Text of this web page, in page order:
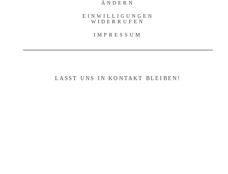
ÄNDERN
EINWILLIGUNGEN
WIDERRUFEN
IMPRESSUM
LASST UNS IN KONTAKT BLEIBEN!